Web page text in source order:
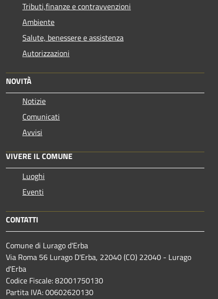
Tributi,finanze e contravvenzioni
Ambiente
Salute, benessere e assistenza
Autorizzazioni
NOVITÀ
Notizie
Comunicati
Avvisi
VIVERE IL COMUNE
Luoghi
Eventi
CONTATTI
Comune di Lurago d'Erba
Via Roma 56 Lurago D'Erba, 22040 (CO) 22040 - Lurago
d'Erba
Codice Fiscale: 82001750130
Partita IVA: 00602620130